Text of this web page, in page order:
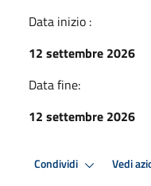
Data inizio :
12 settembre 2026
Data fine:
12 settembre 2026
Condividi Vedi